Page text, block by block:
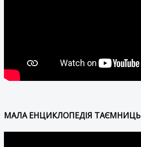
МАЛА ЕНЦИКЛОПЕДІЯ ТАЄМНИЦЬ